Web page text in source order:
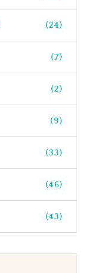
(24)
(7)
(2)
(9)
(33)
(46)
(43)